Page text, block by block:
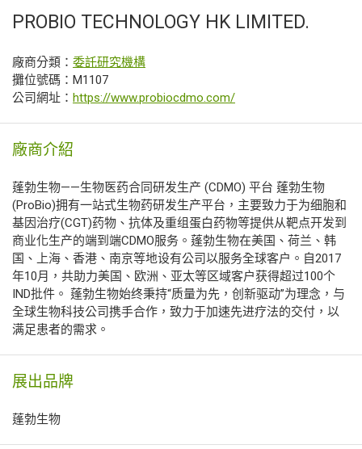
PROBIO TECHNOLOGY HK LIMITED.
廠商分類： 委託研究機構
攤位號碼：M1107
公司網址： https://www.probiocdmo.com/
廠商介紹
蓬勃生物——生物医药合同研发生产 (CDMO) 平台 蓬勃生物
(ProBio)拥有一站式生物药研发生产平台，主要致力于为细胞和
基因治疗(CGT)药物、抗体及重组蛋白药物等提供从靶点开发到
商业化生产的端到端CDMO服务。蓬勃生物在美国、荷兰、韩
国、上海、香港、南京等地设有公司以服务全球客户。自2017
年10月，共助力美国、欧洲、亚太等区域客户获得超过100个
IND批件。 蓬勃生物始终秉持“质量为先，创新驱动”为理念，与
全球生物科技公司携手合作，致力于加速先进疗法的交付，以
满足患者的需求。
展出品牌
蓬勃生物